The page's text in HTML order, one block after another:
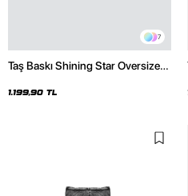
7
Taş Baskı Shining Star Oversize
1.199,90 TL